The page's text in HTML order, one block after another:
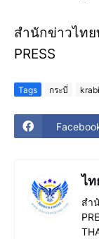
สำนักข่าวไทย
PRESS
Tags กระบี่ krabi
ไท
สำ